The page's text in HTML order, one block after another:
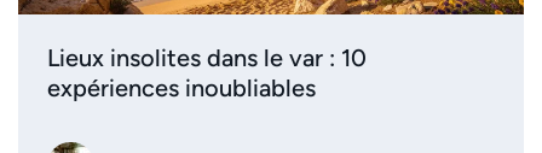
Lieux insolites dans le var : 10
expériences inoubliables